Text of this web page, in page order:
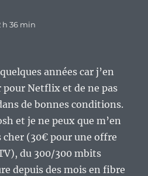
h 36 min
années car j’en
pour Netflix et de ne pas
de bonnes conditions.
et je ne peux que m’en
cher (30€ pour une offre
du 300/300 mbits
depuis des mois en fibre